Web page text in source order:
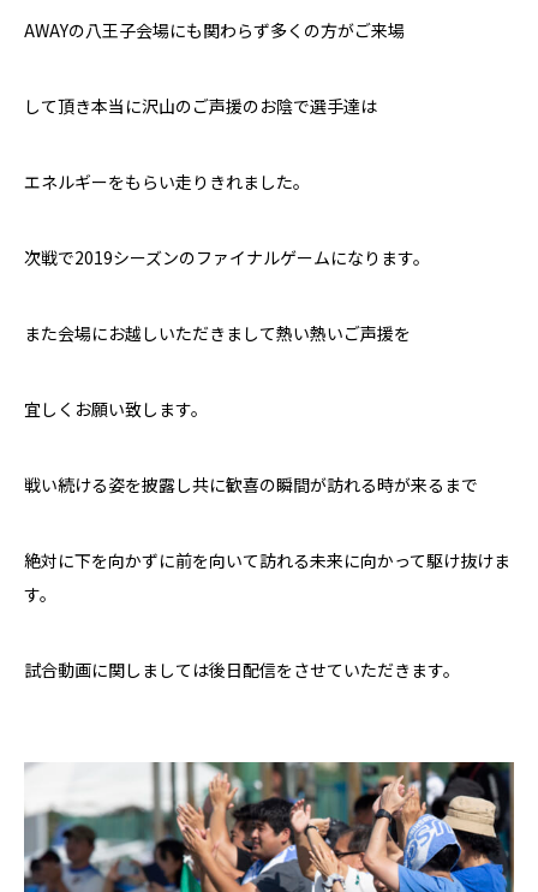
AWAYの八王子会場にも関わらず多くの方がご来場
して頂き本当に沢山のご声援のお陰で選手達は
エネルギーをもらい走りきれました。
次戦で2019シーズンのファイナルゲームになります。
また会場にお越しいただきまして熱い熱いご声援を
宜しくお願い致します。
戦い続ける姿を披露し共に歓喜の瞬間が訪れる時が来るまで
絶対に下を向かずに前を向いて訪れる未来に向かって駆け抜けま
す。
試合動画に関しましては後日配信をさせていただきます。